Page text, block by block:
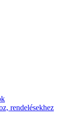
rendelésekhez